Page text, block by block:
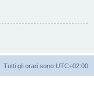
Tutti gli orari sono UTC+02:00